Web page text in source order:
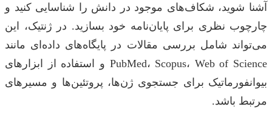
شکاف‌های موجود در دانش را شناسایی کنید و
نظری برای پایان‌نامه خود بسازید. در ژنتیک، این
شامل بررسی مقالات در پایگاه‌های داده‌ای مانند
PubMed، Scopus، Web of Science و استفاده از ابزارهای
برای جستجوی ژن‌ها، پروتئین‌ها و مسیرهای
باشد.